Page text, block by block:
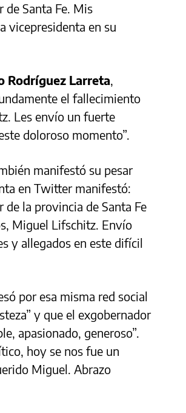
Santa Fe. Mis
vicepresidenta en su
Rodríguez Larreta,
el fallecimiento
Les envío un fuerte
doloroso momento”.
manifestó su pesar
en Twitter manifestó:
la provincia de Santa Fe
Miguel Lifschitz. Envío
y allegados en este difícil
por esa misma red social
y que el exgobernador
apasionado, generoso”.
hoy se nos fue un
Miguel. Abrazo